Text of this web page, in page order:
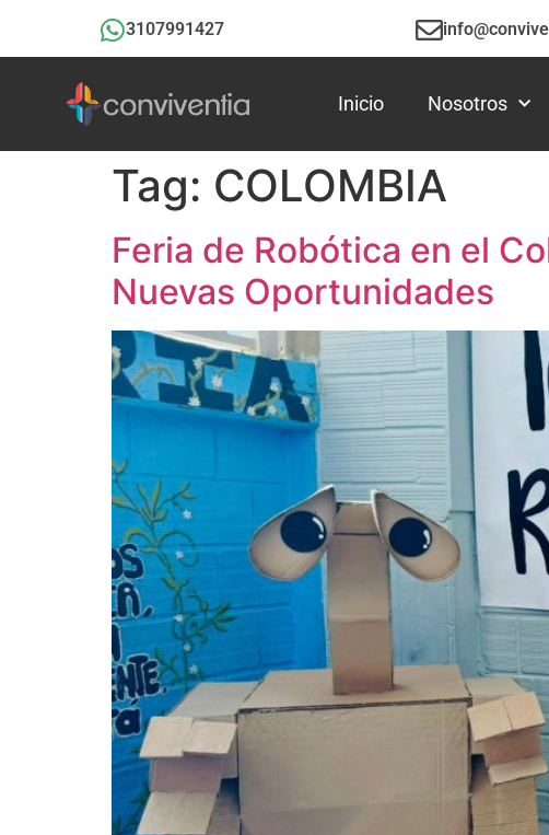
3107991427
Inicio Nosotros
Tag: COLOMBIA
Feria de Robótica en el
Nuevas Oportunidades